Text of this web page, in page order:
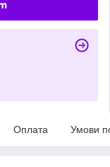
Оплата Умови